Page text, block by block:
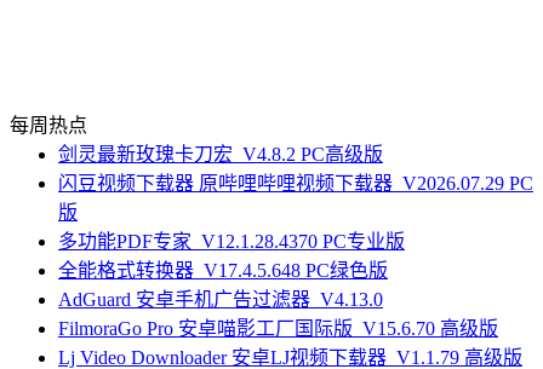
每周热点
剑灵最新玫瑰卡刀宏_V4.8.2 PC高级版
闪豆视频下载器 原哔哩哔哩视频下载器_V2026.07.29 PC
版
多功能PDF专家_V12.1.28.4370 PC专业版
全能格式转换器_V17.4.5.648 PC绿色版
AdGuard 安卓手机广告过滤器_V4.13.0
FilmoraGo Pro 安卓喵影工厂国际版_V15.6.70 高级版
Lj Video Downloader 安卓LJ视频下载器_V1.1.79 高级版